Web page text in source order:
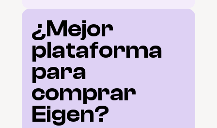
¿Mejor
plataforma
para
comprar
Eigen?